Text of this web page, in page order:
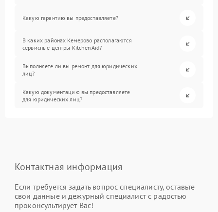
Какую гарантию вы предоставляете?
В каких районах Кемерово располагаются
сервисные центры KitchenAid?
Выполняете ли вы ремонт для юридических
лиц?
Какую документацию вы предоставляете
для юридических лиц?
Контактная информация
Если требуется задать вопрос специалисту, оставьте
свои данные и дежурный специалист с радостью
проконсультирует Вас!